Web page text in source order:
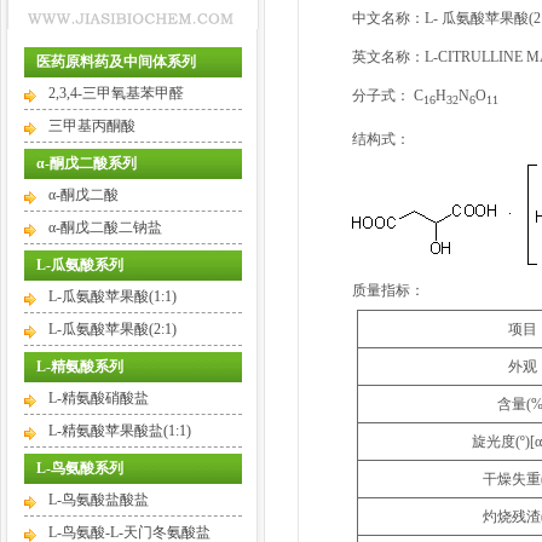
医药原料药及中间体系列
2,3,4-三甲氧基苯甲醛
三甲基丙酮酸
α-酮戊二酸系列
α-酮戊二酸
α-酮戊二酸二钠盐
L-瓜氨酸系列
L-瓜氨酸苹果酸(1:1)
L-瓜氨酸苹果酸(2:1)
L-精氨酸系列
L-精氨酸硝酸盐
L-精氨酸苹果酸盐(1:1)
L-鸟氨酸系列
L-鸟氨酸盐酸盐
L-鸟氨酸-L-天门冬氨酸盐
中文名称：L- 瓜氨酸苹果酸
英文名称：L-CITRULLINE
分子式： C16H32N6O11
结构式：
质量指标：
项目
外观
含量
旋光度
干燥失
灼烧残